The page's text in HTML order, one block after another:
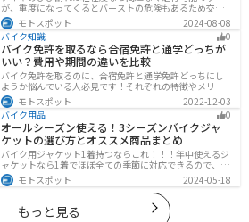
が、重度になってくるとバーストの危険もあるため交換
が必要です。どの程度なら大丈夫なのか、タイヤのひび
割れを防ぐ方法などまとめました。快適安全にバイクに
乗るためにもしっかりとチェックしておきましょう。
モトスポット
2024-08-08
バイク知識
0
バイク免許を取るなら合宿免許と通学どっちが
いい？費用や期間の違いを比較
バイク免許を取るのに、合宿免許と通学免許どっちにし
ようか悩んでいる人必見です！それぞれの特徴やメリッ
トデメリットをまとめました。早く安く免許取得したい
なら合宿免許、他人と関わらず取りたいなら通学免許が
オススメです。自分に合った免許取得方法を選んでくだ
さいね。
モトスポット
2022-12-03
バイク用品
0
オールシーズン使える！3シーズンバイクジャ
ケットの選び方とオススメ商品まとめ
バイク用ジャケット1着持つならこれ！！！年中使えるジ
ャケットなら1着でほぼ全ての季節に対応できるので、出
費も抑えられます。真夏や真冬など極端な季節に乗る場
合は専用ジャケットがあるとより快適になるのでツーリ
ングスタイルに合わせて検討してください。
モトスポット 2024-05-18
もっと見る